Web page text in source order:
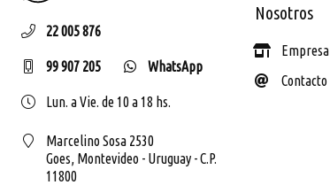
22 005 876
99 907 205 WhatsApp
Lun. a Vie. de 10 a 18 hs.
Marcelino Sosa 2530
Goes, Montevideo - Uruguay - C.P.
11800
Nosotros
Empresa
Contacto